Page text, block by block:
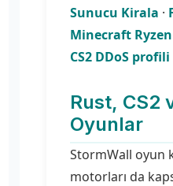
Sunucu Kirala ·
Minecraft
CS2 DDoS profili
Rust, CS2
Oyunlar
StormWall oyun
motorları da